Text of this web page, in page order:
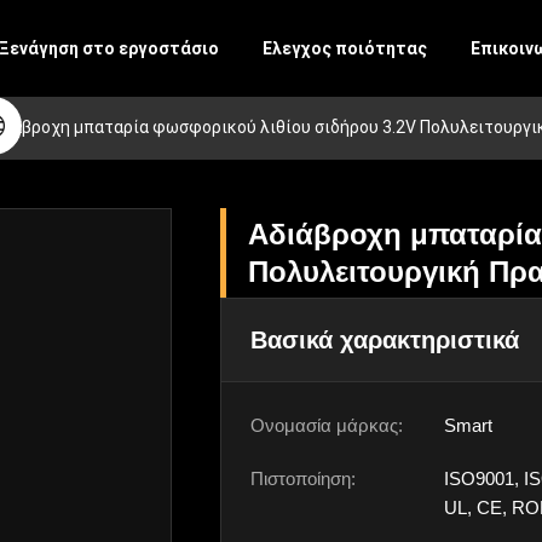
Ξενάγηση στο εργοστάσιο Ελεγχος ποιότητας
μπαταρία φωσφορικού λιθίου σιδήρου 3.2V
Αδιάβροχη
Πολυλειτουργική
Βασικά χαρακτηριστικά
Ονομασία μάρκας: Smart
Πιστοποίηση:
ISO9001,
UL, CE,